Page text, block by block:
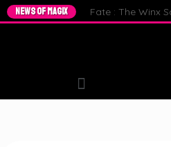
NEWS OF MAGIX Fate : The Winx